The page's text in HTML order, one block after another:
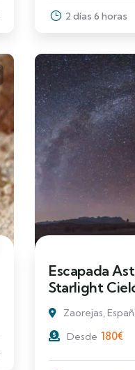
2 días 6 horas
Escapada
Starlight
Zaorejas,
Desde 180€